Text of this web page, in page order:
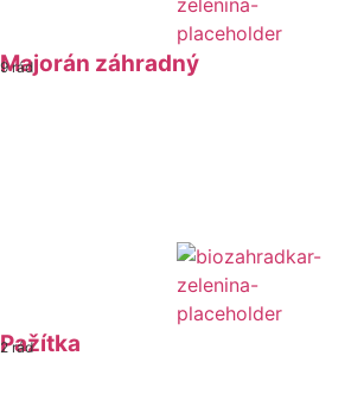
Majorán záhradný
9 rád
Pažítka
2 rád